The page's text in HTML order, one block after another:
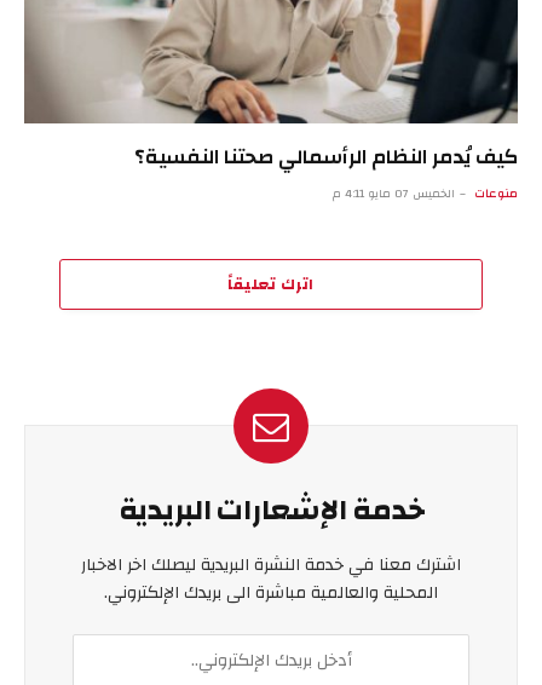
كيف يُدمر النظام الرأسمالي صحتنا النفسية؟
منوعات الخميس 07 مايو 4:11 م
اترك تعليقاً
خدمة الإشعارات البريدية
اشترك معنا في خدمة النشرة البريدية ليصلك اخر الاخبار
المحلية والعالمية مباشرة الى بريدك الإلكتروني.